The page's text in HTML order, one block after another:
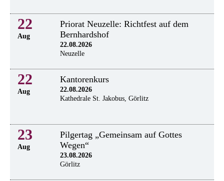
22
Aug
Priorat Neuzelle: Richtfest auf dem
Bernhardshof
22.08.2026
Neuzelle
22
Aug
Kantorenkurs
22.08.2026
Kathedrale St. Jakobus, Görlitz
23
Aug
Pilgertag „Gemeinsam auf Gottes
Wegen“
23.08.2026
Görlitz